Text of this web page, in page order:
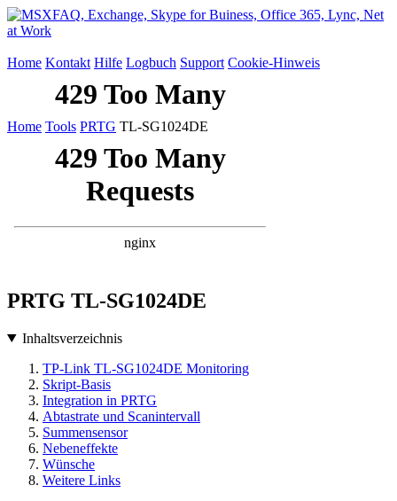
Home Kontakt Hilfe Logbuch Support Cookie-Hinweis
Home Tools PRTG TL-SG1024DE
PRTG TL-SG1024DE
Inhaltsverzeichnis
TP-Link TL-SG1024DE Monitoring
Skript-Basis
Integration in PRTG
Abtastrate und Scanintervall
Summensensor
Nebeneffekte
Wünsche
Weitere Links